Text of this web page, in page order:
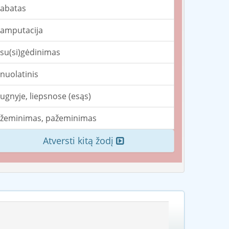
abatas
amputacija
su(si)gėdinimas
nuolatinis
ugnyje, liepsnose (esąs)
žeminimas, pažeminimas
Atversti kitą žodį